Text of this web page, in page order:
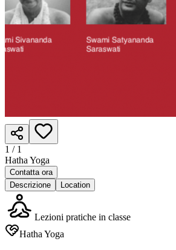
1 / 1
Hatha Yoga
Contatta ora
Descrizione
Location
Lezioni pratiche in classe
Hatha Yoga